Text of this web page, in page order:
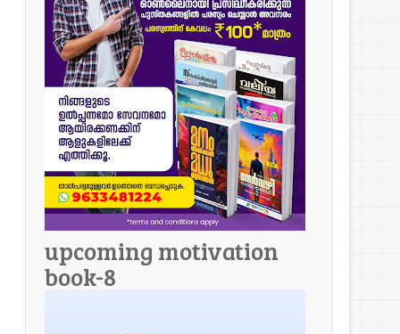
upcoming motivation
book-8